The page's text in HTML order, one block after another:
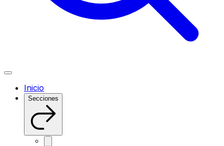
Inicio
Secciones